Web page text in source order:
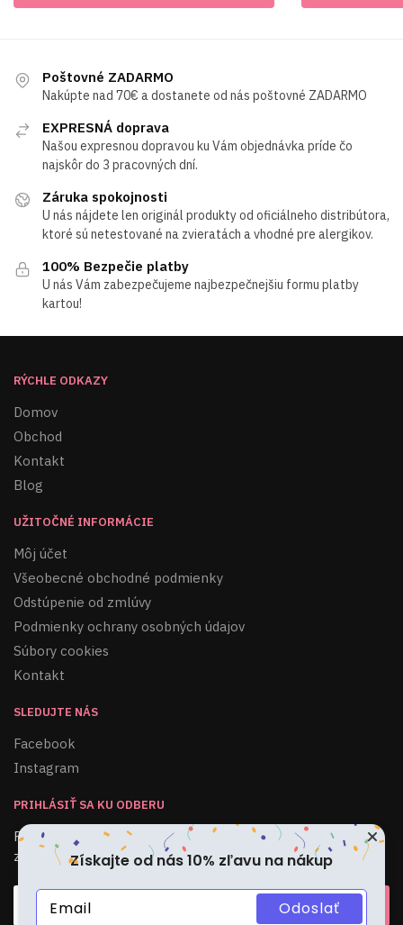
Poštovné ZADARMO
Nakúpte nad 70€ a dostanete od nás poštovné ZADARMO
EXPRESNÁ doprava
Našou expresnou dopravou ku Vám objednávka príde čo
najskôr do 3 pracovných dní.
Záruka spokojnosti
U nás nájdete len originál produkty od oficiálneho distribútora,
ktoré sú netestované na zvieratách a vhodné pre alergikov.
100% Bezpečie platby
U nás Vám zabezpečujeme najbezpečnejšiu formu platby
kartou!
RÝCHLE ODKAZY
Domov
Obchod
Kontakt
Blog
UŽITOČNÉ INFORMÁCIE
Môj účet
Všeobecné obchodné podmienky
Odstúpenie od zmlúvy
Podmienky ochrany osobných údajov
Súbory cookies
Kontakt
SLEDUJTE NÁS
Facebook
Instagram
PRIHLÁSIŤ SA KU ODBERU
Pridajte sa do nášho odberu noviniek, špeciálnych ponúk a
zliav!
Získajte od nás 10% zľavu na nákup
Odoslať